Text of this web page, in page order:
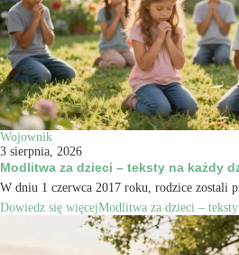
Wojownik
3 sierpnia, 2026
Modlitwa za dzieci – teksty na każdy
W dniu 1 czerwca 2017 roku, rodzice zostali
Dowiedz się więcejModlitwa za dzieci –